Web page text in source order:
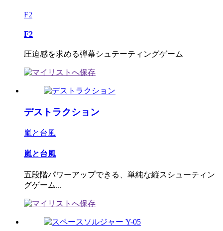
F2
F2
圧迫感を求める弾幕シュテーティングゲーム
デストラクション
嵐と台風
嵐と台風
五段階パワーアップできる、単純な縦スシューティン
グゲーム...